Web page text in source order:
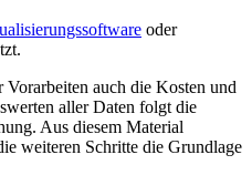
oder
auch die Kosten und
aller Daten folgt die
Aus diesem Material
weiteren Schritte die Grundlage